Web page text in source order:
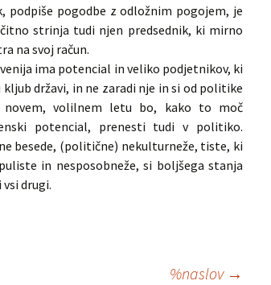
podpiše pogodbe z odložnim pogojem, je
strinja tudi njen predsednik, ki mirno
na svoj račun.
ima potencial in veliko podjetnikov, ki
državi, in ne zaradi nje in si od politike
novem, volilnem letu bo, kako to moč
potencial, prenesti tudi v politiko.
besede, (politične) nekulturneže, tiste, ki
in nesposobneže, si boljšega stanja
drugi.
%naslov →